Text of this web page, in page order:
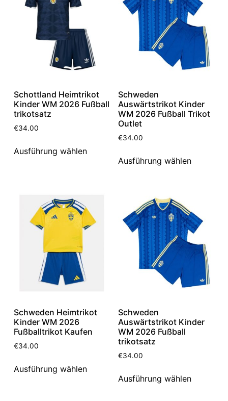
Schottland Heimtrikot
Kinder WM 2026 Fußball
trikotsatz
€34.00
Ausführung wählen
Schweden
Auswärtstrikot Kinder
WM 2026 Fußball Trikot
Outlet
€34.00
Ausführung wählen
Schweden Heimtrikot
Kinder WM 2026
Fußballtrikot Kaufen
€34.00
Ausführung wählen
Schweden
Auswärtstrikot Kinder
WM 2026 Fußball
trikotsatz
€34.00
Ausführung wählen